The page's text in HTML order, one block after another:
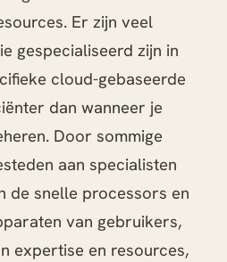
Er zijn veel
gespecialiseerd zijn in
cloud-gebaseerde
dan wanneer je
Door sommige
aan specialisten
de snelle processors en
van gebruikers,
expertise en resources,